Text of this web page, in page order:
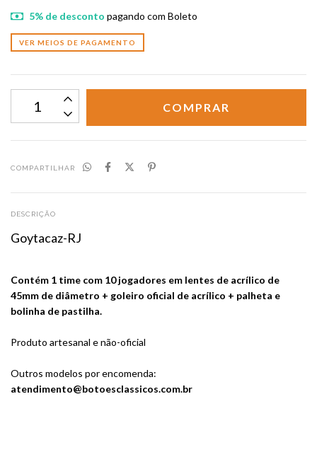
5% de desconto pagando com Boleto
VER MEIOS DE PAGAMENTO
COMPARTILHAR
DESCRIÇÃO
Goytacaz-RJ
Contém 1 time com 10 jogadores em lentes de acrílico de
45mm de diâmetro + goleiro oficial de acrílico + palheta e
bolinha de pastilha.
Produto artesanal e não-oficial
Outros modelos por encomenda:
atendimento@botoesclassicos.com.br